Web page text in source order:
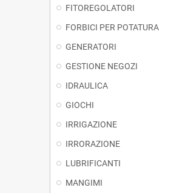
FITOREGOLATORI
FORBICI PER POTATURA
GENERATORI
GESTIONE NEGOZI
IDRAULICA
GIOCHI
IRRIGAZIONE
IRRORAZIONE
LUBRIFICANTI
MANGIMI